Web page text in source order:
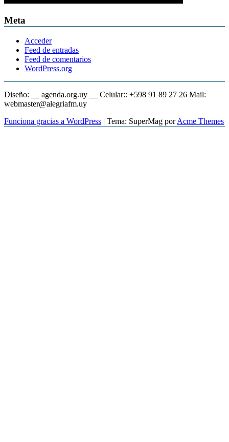
Meta
Acceder
Feed de entradas
Feed de comentarios
WordPress.org
Diseño: __ agenda.org.uy __ Celular:: +598 91 89 27 26 Mail:
webmaster@alegriafm.uy
Funciona gracias a WordPress | Tema: SuperMag porAcme Themes